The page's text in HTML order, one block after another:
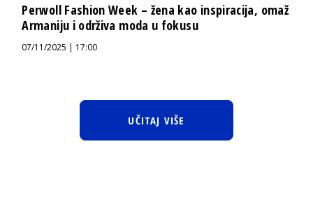
Perwoll Fashion Week – žena kao inspiracija, omaž
Armaniju i održiva moda u fokusu
07/11/2025 | 17:00
UČITAJ VIŠE